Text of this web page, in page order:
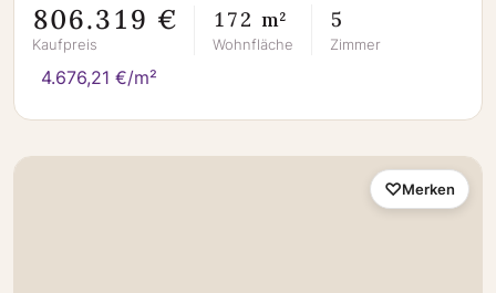
806.319 €
Kaufpreis
172 m²
Wohnfläche
5
Zimmer
4.676,21 €/m²
Merken